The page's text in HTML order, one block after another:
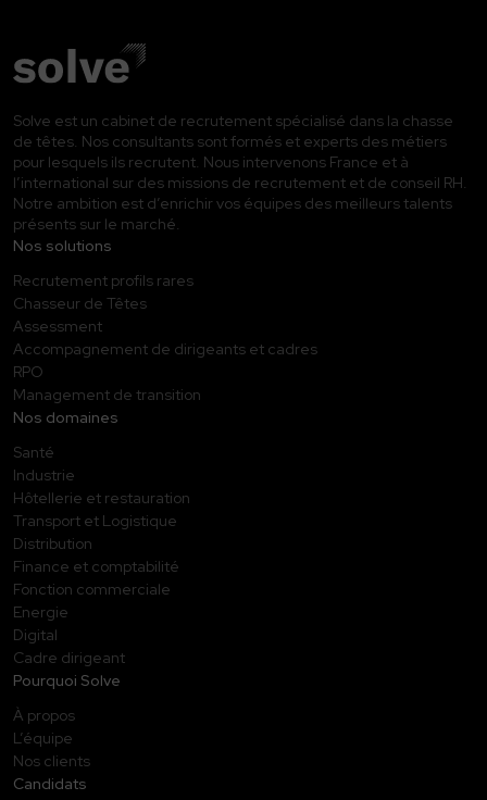
Solve est un cabinet de recrutement spécialisé dans la chasse
de têtes. Nos consultants sont formés et experts des métiers
pour lesquels ils recrutent. Nous intervenons France et à
l’international sur des missions de recrutement et de conseil RH.
Notre ambition est d’enrichir vos équipes des meilleurs talents
présents sur le marché.
Nos solutions
Recrutement profils rares
Chasseur de Têtes
Assessment
Accompagnement de dirigeants et cadres
RPO
Management de transition
Nos domaines
Santé
Industrie
Hôtellerie et restauration
Transport et Logistique
Distribution
Finance et comptabilité
Fonction commerciale
Energie
Digital
Cadre dirigeant
Pourquoi Solve
À propos
L’équipe
Nos clients
Candidats